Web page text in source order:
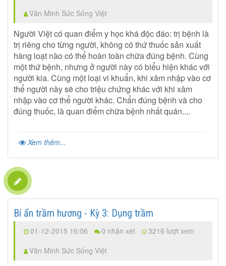
Văn Minh Sức Sống Việt
Người Việt có quan điểm y học khá độc đáo: trị bệnh là
trị riêng cho từng người, không có thứ thuốc sản xuất
hàng loạt nào có thể hoàn toàn chữa đúng bệnh. Cùng
một thứ bệnh, nhưng ở người này có biểu hiện khác với
người kia. Cùng một loại vi khuẩn, khi xâm nhập vào cơ
thể người này sẽ cho triệu chứng khác với khi xâm
nhập vào cơ thể người khác. Chẩn đúng bệnh và cho
đúng thuốc, là quan điểm chữa bệnh nhất quán....
Xem thêm...
Bí ẩn trầm hương - Kỳ 3: Dụng trầm
01-12-2015 16:06 0 nhận xét
3216 lượt xem
Văn Minh Sức Sống Việt